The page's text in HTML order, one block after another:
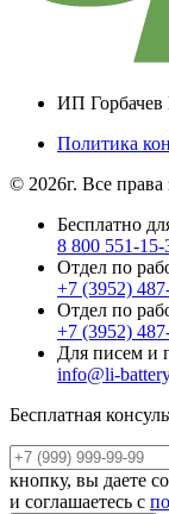
ИП
Политика
© 2026г. Все
Бесплатно
8 800 551-15-
Отдел по
+7 (3952)
Отдел по
+7 (3952)
Для писем и
info@li-
Бесплатная
кнопку, вы даете
и соглашаетесь c